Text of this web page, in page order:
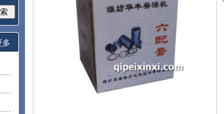
多